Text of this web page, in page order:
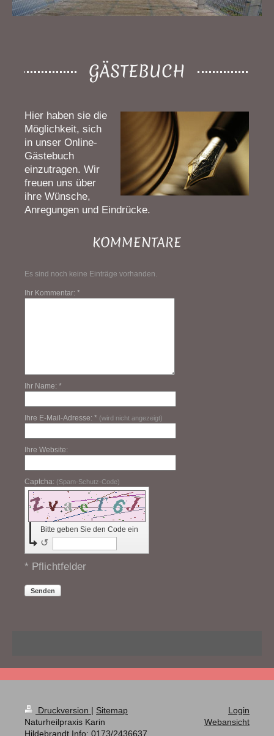
GÄSTEBUCH
Hier haben sie die
Möglichkeit, sich
in unser Online-
Gästebuch
einzutragen. Wir
freuen uns über
ihre Wünsche,
Anregungen und Eindrücke.
KOMMENTARE
Es sind noch keine Einträge vorhanden.
Ihr Kommentar: *
Ihr Name: *
Ihre E-Mail-Adresse: * (wird nicht angezeigt)
Ihre Website:
Captcha: (Spam-Schutz-Code)
Bitte geben Sie den Code ein
↺
* Pflichtfelder
Senden
Druckversion | Sitemap
Naturheilpraxis Karin
Hildebrandt Info: 0173/2436637
Login
Webansicht